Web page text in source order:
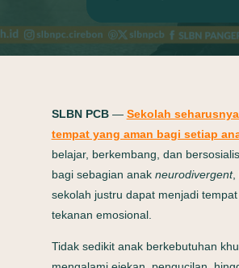
SLBN PCB— Sekolah
tempat yang aman bagi setiap
belajar, berkembang, dan
bagi sebagian anak neurodivergent,
sekolah justru dapat menjadi
tekanan emosional.
Tidak sedikit anak berkebutuhan